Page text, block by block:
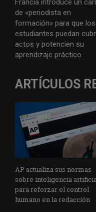
Francia introduce un
de «periodista en
formación» para que los
estudiantes puedan
actos y potencien su
aprendizaje práctico
ARTÍCULOS
AP actualiza sus normas
sobre inteligencia
para reforzar el control
humano en la redacción